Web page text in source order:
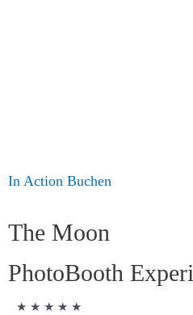
In Action Buchen
The Moon
Photo­Booth
★ ★ ★ ★ ★